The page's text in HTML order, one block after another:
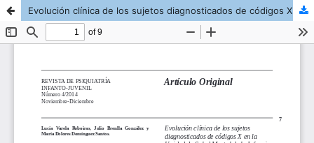
Evolución clínica de los sujetos diagnosticados de códigos X en la Unidad de Salud Mental de la Infancia y de la Adolescencia de Santiago de Compostela, que posteriormente asisten y no asisten a la Unidad de Salud Mental de Adultos de la misma área sanit